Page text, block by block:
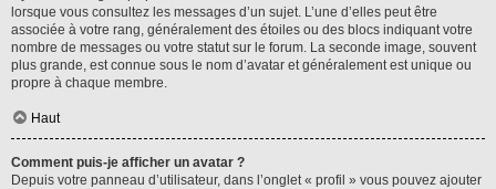
lorsque vous consultez les messages d’un sujet. L’une d’elles peut être
associée à votre rang, généralement des étoiles ou des blocs indiquant votre
nombre de messages ou votre statut sur le forum. La seconde image, souvent
plus grande, est connue sous le nom d’avatar et généralement est unique ou
propre à chaque membre.
Haut
Comment puis-je afficher un avatar ?
Depuis votre panneau d’utilisateur, dans l’onglet « profil » vous pouvez ajouter